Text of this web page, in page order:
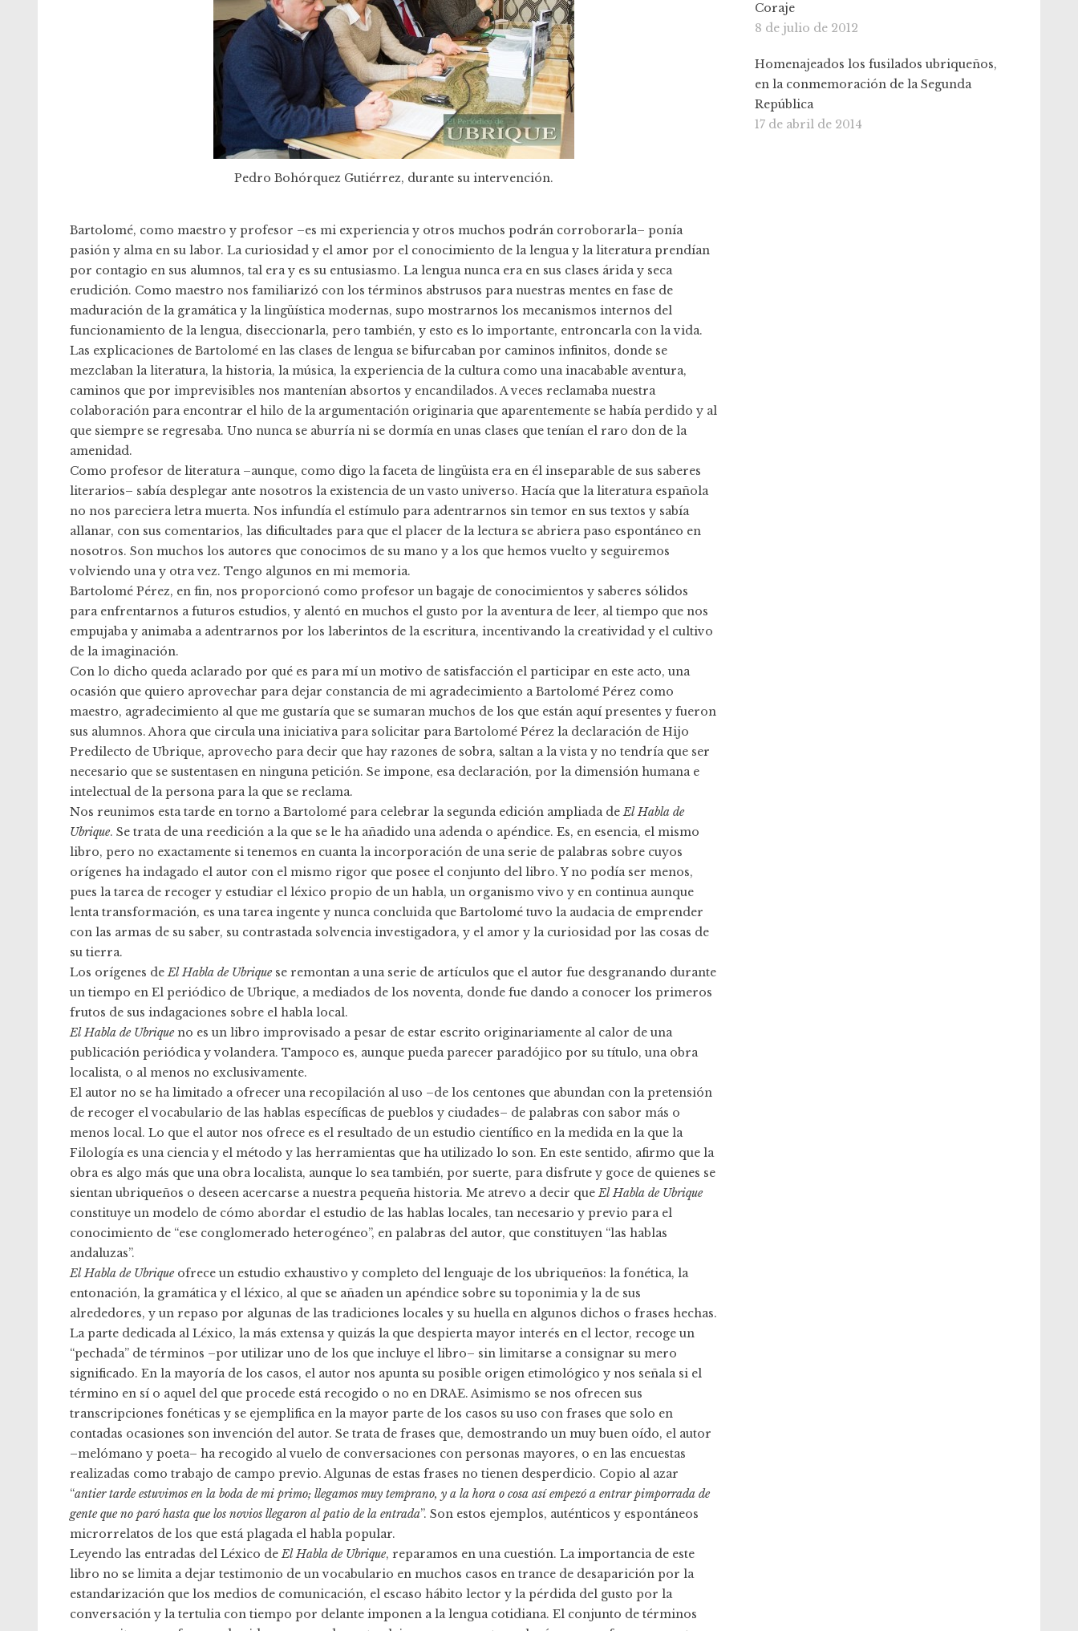
Pedro Bohórquez Gutiérrez, durante su intervención.
Bartolomé, como maestro y profesor –es mi experiencia y otros muchos podrán corroborarla– ponía
pasión y alma en su labor. La curiosidad y el amor por el conocimiento de la lengua y la literatura prendían
por contagio en sus alumnos, tal era y es su entusiasmo. La lengua nunca era en sus clases árida y seca
erudición. Como maestro nos familiarizó con los términos abstrusos para nuestras mentes en fase de
maduración de la gramática y la lingüística modernas, supo mostrarnos los mecanismos internos del
funcionamiento de la lengua, diseccionarla, pero también, y esto es lo importante, entroncarla con la vida.
Las explicaciones de Bartolomé en las clases de lengua se bifurcaban por caminos infinitos, donde se
mezclaban la literatura, la historia, la música, la experiencia de la cultura como una inacabable aventura,
caminos que por imprevisibles nos mantenían absortos y encandilados. A veces reclamaba nuestra
colaboración para encontrar el hilo de la argumentación originaria que aparentemente se había perdido y al
que siempre se regresaba. Uno nunca se aburría ni se dormía en unas clases que tenían el raro don de la
amenidad.
Como profesor de literatura –aunque, como digo la faceta de lingüista era en él inseparable de sus saberes
literarios– sabía desplegar ante nosotros la existencia de un vasto universo. Hacía que la literatura española
no nos pareciera letra muerta. Nos infundía el estímulo para adentrarnos sin temor en sus textos y sabía
allanar, con sus comentarios, las dificultades para que el placer de la lectura se abriera paso espontáneo en
nosotros. Son muchos los autores que conocimos de su mano y a los que hemos vuelto y seguiremos
volviendo una y otra vez. Tengo algunos en mi memoria.
Bartolomé Pérez, en fin, nos proporcionó como profesor un bagaje de conocimientos y saberes sólidos
para enfrentarnos a futuros estudios, y alentó en muchos el gusto por la aventura de leer, al tiempo que nos
empujaba y animaba a adentrarnos por los laberintos de la escritura, incentivando la creatividad y el cultivo
de la imaginación.
Con lo dicho queda aclarado por qué es para mí un motivo de satisfacción el participar en este acto, una
ocasión que quiero aprovechar para dejar constancia de mi agradecimiento a Bartolomé Pérez como
maestro, agradecimiento al que me gustaría que se sumaran muchos de los que están aquí presentes y fueron
sus alumnos. Ahora que circula una iniciativa para solicitar para Bartolomé Pérez la declaración de Hijo
Predilecto de Ubrique, aprovecho para decir que hay razones de sobra, saltan a la vista y no tendría que ser
necesario que se sustentasen en ninguna petición. Se impone, esa declaración, por la dimensión humana e
intelectual de la persona para la que se reclama.
Nos reunimos esta tarde en torno a Bartolomé para celebrar la segunda edición ampliada de El Habla de
Ubrique. Se trata de una reedición a la que se le ha añadido una adenda o apéndice. Es, en esencia, el mismo
libro, pero no exactamente si tenemos en cuanta la incorporación de una serie de palabras sobre cuyos
orígenes ha indagado el autor con el mismo rigor que posee el conjunto del libro. Y no podía ser menos,
pues la tarea de recoger y estudiar el léxico propio de un habla, un organismo vivo y en continua aunque
lenta transformación, es una tarea ingente y nunca concluida que Bartolomé tuvo la audacia de emprender
con las armas de su saber, su contrastada solvencia investigadora, y el amor y la curiosidad por las cosas de
su tierra.
Los orígenes de El Habla de Ubriquese remontan a una serie de artículos que el autor fue desgranando durante
un tiempo en El periódico de Ubrique, a mediados de los noventa, donde fue dando a conocer los primeros
frutos de sus indagaciones sobre el habla local.
El Habla de Ubriqueno es un libro improvisado a pesar de estar escrito originariamente al calor de una
publicación periódica y volandera. Tampoco es, aunque pueda parecer paradójico por su título, una obra
localista, o al menos no exclusivamente.
El autor no se ha limitado a ofrecer una recopilación al uso –de los centones que abundan con la pretensión
de recoger el vocabulario de las hablas específicas de pueblos y ciudades– de palabras con sabor más o
menos local. Lo que el autor nos ofrece es el resultado de un estudio científico en la medida en la que la
Filología es una ciencia y el método y las herramientas que ha utilizado lo son. En este sentido, afirmo que la
obra es algo más que una obra localista, aunque lo sea también, por suerte, para disfrute y goce de quienes se
sientan ubriqueños o deseen acercarse a nuestra pequeña historia. Me atrevo a decir que El Habla de Ubrique
constituye un modelo de cómo abordar el estudio de las hablas locales, tan necesario y previo para el
conocimiento de “ese conglomerado heterogéneo”, en palabras del autor, que constituyen “las hablas
andaluzas”.
El Habla de Ubriqueofrece un estudio exhaustivo y completo del lenguaje de los ubriqueños: la fonética, la
entonación, la gramática y el léxico, al que se añaden un apéndice sobre su toponimia y la de sus
alrededores, y un repaso por algunas de las tradiciones locales y su huella en algunos dichos o frases hechas.
La parte dedicada al Léxico, la más extensa y quizás la que despierta mayor interés en el lector, recoge un
“pechada” de términos –por utilizar uno de los que incluye el libro– sin limitarse a consignar su mero
significado. En la mayoría de los casos, el autor nos apunta su posible origen etimológico y nos señala si el
término en sí o aquel del que procede está recogido o no en DRAE. Asimismo se nos ofrecen sus
transcripciones fonéticas y se ejemplifica en la mayor parte de los casos su uso con frases que solo en
contadas ocasiones son invención del autor. Se trata de frases que, demostrando un muy buen oído, el autor
–melómano y poeta– ha recogido al vuelo de conversaciones con personas mayores, o en las encuestas
realizadas como trabajo de campo previo. Algunas de estas frases no tienen desperdicio. Copio al azar
“antier tarde estuvimos en la boda de mi primo; llegamos muy temprano, y a la hora o cosa así empezó a entrar pimporrada de
gente que no paró hasta que los novios llegaron al patio de la entrada”. Son estos ejemplos, auténticos y espontáneos
microrrelatos de los que está plagada el habla popular.
Leyendo las entradas del Léxico de El Habla de Ubrique, reparamos en una cuestión. La importancia de este
libro no se limita a dejar testimonio de un vocabulario en muchos casos en trance de desaparición por la
estandarización que los medios de comunicación, el escaso hábito lector y la pérdida del gusto por la
conversación y la tertulia con tiempo por delante imponen a la lengua cotidiana. El conjunto de términos
Coraje
8 de julio de 2012
Homenajeados los fusilados ubriqueños,
en la conmemoración de la Segunda
República
17 de abril de 2014